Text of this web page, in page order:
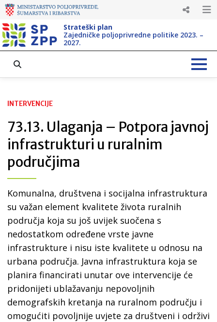
Strateški plan
Zajedničke poljoprivredne politike 2023. –
2027.
INTERVENCIJE
73.13. Ulaganja – Potpora javnoj
infrastrukturi u ruralnim
područjima
Komunalna, društvena i socijalna infrastruktura
su važan element kvalitete života ruralnih
područja koja su još uvijek suočena s
nedostatkom određene vrste javne
infrastrukture i nisu iste kvalitete u odnosu na
urbana područja. Javna infrastruktura koja se
planira financirati unutar ove intervencije će
pridonijeti ublažavanju nepovoljnih
demografskih kretanja na ruralnom području i
omogućiti povoljnije uvjete za društveni i održivi